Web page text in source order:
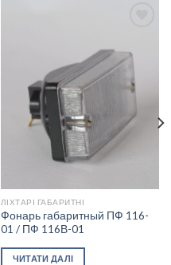
Add to
wishlist
ЛІХТАРІ ГАБАРИТНІ
Фонарь габаритный ПФ 116-
01 / ПФ 116В-01
ЧИТАТИ ДАЛІ